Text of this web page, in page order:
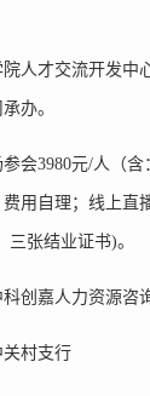
才交流开发中
办。
3980元/人（含
用自理；线上直
张结业证书)。
嘉人力资源咨
村支行